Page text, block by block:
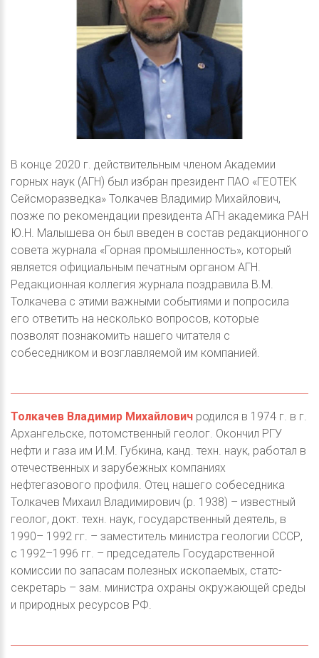
В конце 2020 г. действительным членом Академии
горных наук (АГН) был избран президент ПАО «ГЕОТЕК
Сейсморазведка» Толкачев Владимир Михайлович,
позже по рекомендации президента АГН академика РАН
Ю.Н. Малышева он был введен в состав редакционного
совета журнала «Горная промышленность», который
является официальным печатным органом АГН.
Редакционная коллегия журнала поздравила В.М.
Толкачева с этими важными событиями и попросила
его ответить на несколько вопросов, которые
позволят познакомить нашего читателя с
собеседником и возглавляемой им компанией.
Толкачев Владимир Михайлович родился в 1974 г. в г.
Архангельске, потомственный геолог. Окончил РГУ
нефти и газа им И.М. Губкина, канд. техн. наук, работал в
отечественных и зарубежных компаниях
нефтегазового профиля. Отец нашего собеседника
Толкачев Михаил Владимирович (р. 1938) – известный
геолог, докт. техн. наук, государственный деятель, в
1990– 1992 гг. – заместитель министра геологии СССР,
с 1992–1996 гг. – председатель Государственной
комиссии по запасам полезных ископаемых, статс-
секретарь – зам. министра охраны окружающей среды
и природных ресурсов РФ.